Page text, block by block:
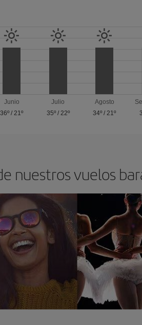
Junio
36º / 21º
Julio
35º/ 22º
Agosto
34º / 21º
nuestros vuelos